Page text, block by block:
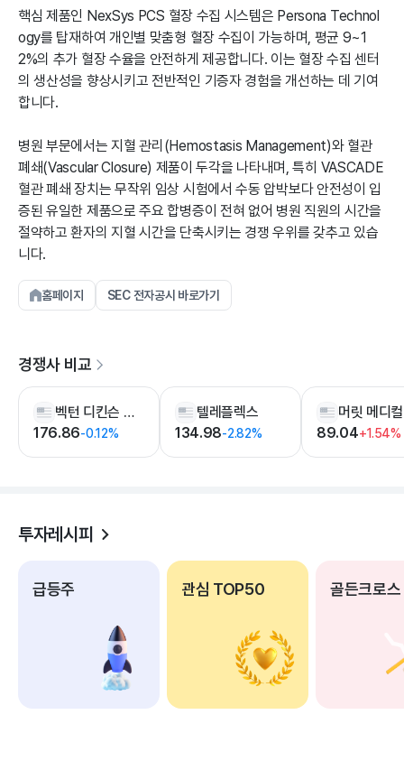
핵심 제품인 NexSys PCS 혈장 수집 시스템은 Persona Technol
ogy를 탑재하여 개인별 맞춤형 혈장 수집이 가능하며, 평균 9~1
2%의 추가 혈장 수율을 안전하게 제공합니다. 이는 혈장 수집 센터
의 생산성을 향상시키고 전반적인 기증자 경험을 개선하는 데 기여
합니다.
병원 부문에서는 지혈 관리(Hemostasis Management)와 혈관
폐쇄(Vascular Closure) 제품이 두각을 나타내며, 특히 VASCADE
혈관 폐쇄 장치는 무작위 임상 시험에서 수동 압박보다 안전성이 입
증된 유일한 제품으로 주요 합병증이 전혀 없어 병원 직원의 시간을
절약하고 환자의 지혈 시간을 단축시키는 경쟁 우위를 갖추고 있습
니다.
홈페이지 SEC 전자공시 바로가기
경쟁사 비교
벡턴 디킨슨 앤드 컴퍼니
176.86-0.12%
텔레플렉스
134.98-2.82% 89.04+1.54%
투자레시피
급등주 관심 TOP50 골든크로스